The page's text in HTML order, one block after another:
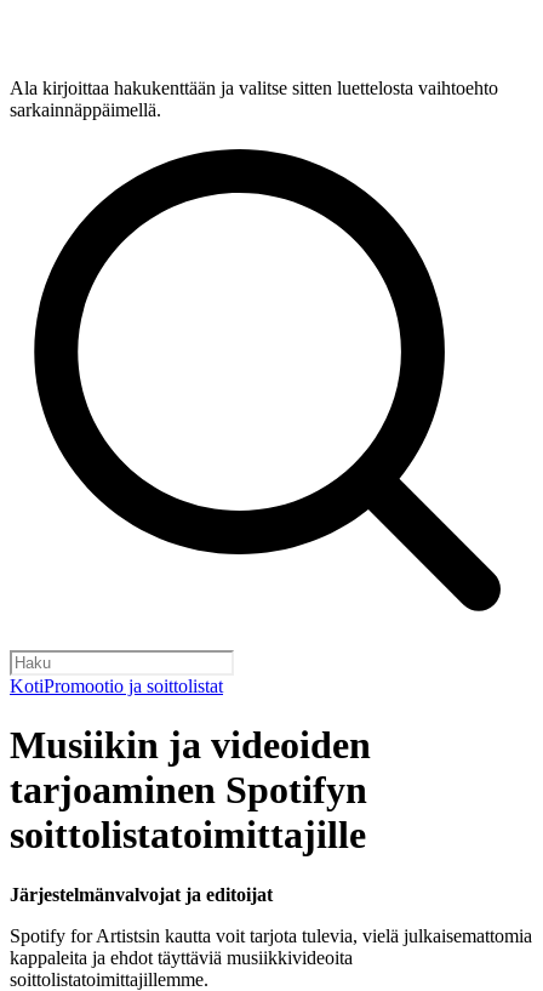
Ala kirjoittaa hakukenttään ja valitse sitten luettelosta vaihtoehto
sarkainnäppäimellä.
KotiPromootio ja soittolistat
Musiikin ja videoiden
tarjoaminen Spotifyn
soittolistatoimittajille
Järjestelmänvalvojat ja editoijat
Spotify for Artistsin kautta voit tarjota tulevia, vielä julkaisemattomia
kappaleita ja ehdot täyttäviä musiikkivideoita
soittolistatoimittajillemme.